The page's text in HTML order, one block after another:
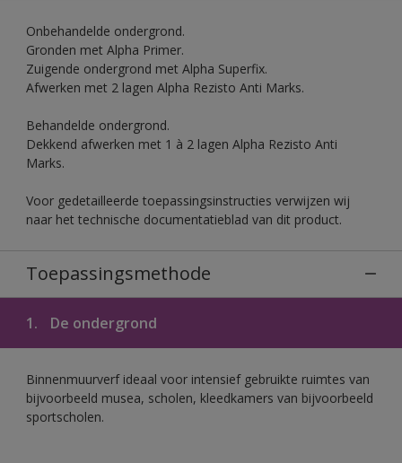
Onbehandelde ondergrond.
Gronden met Alpha Primer.
Zuigende ondergrond met Alpha Superfix.
Afwerken met 2 lagen Alpha Rezisto Anti Marks.
Behandelde ondergrond.
Dekkend afwerken met 1 à 2 lagen Alpha Rezisto Anti
Marks.
Voor gedetailleerde toepassingsinstructies verwijzen wij
naar het technische documentatieblad van dit product.
Toepassingsmethode
1. De ondergrond
Binnenmuurverf ideaal voor intensief gebruikte ruimtes van
bijvoorbeeld musea, scholen, kleedkamers van bijvoorbeeld
sportscholen.